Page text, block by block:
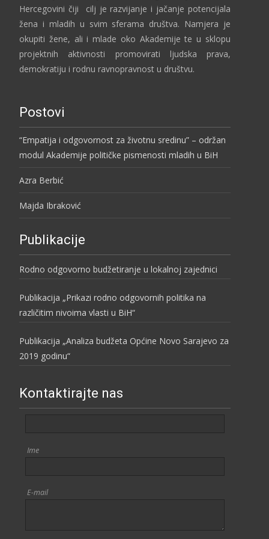
Hercegovini čiji cilj je razvijanje i jačanje potencijala
žena i mladih u svim sferama društva. Namjera je
okupiti žene, ali i mlade oko Akademije te u sklopu
projektnih aktivnosti promovirati ljudska prava,
demokratiju i rodnu ravnopravnost u društvu.
Postovi
“Empatija i odgovornost za životnu sredinu” – održan
modul Akademije političke pismenosti mladih u BiH
Azra Berbić
Majda Ibraković
Publikacije
Rodno odgovorno budžetiranje u lokalnoj zajednici
Publikacija „Prikazi rodno odgovornih politika na
različitim nivoima vlasti u BiH“
Publikacija „Analiza budžeta Općine Novo Sarajevo za
2019 godinu“
Kontaktirajte nas
Ime
E-mail